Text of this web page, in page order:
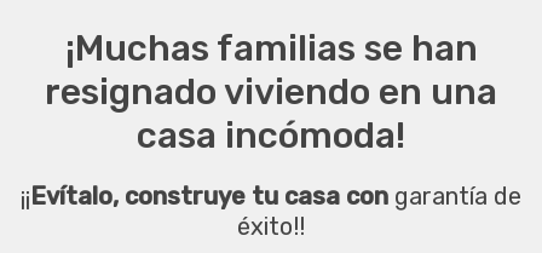
¡Muchas familias se han
resignado viviendo en una
casa incómoda!
¡¡Evítalo, construye tu casa con garantía de
éxito!!